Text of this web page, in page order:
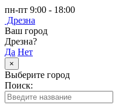
пн-пт 9:00 - 18:00
Дрезна
Ваш город
Дрезна?
Да Нет
×
Выберите город
Поиск: